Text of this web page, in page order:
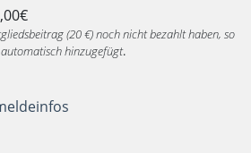
(20 €) noch nicht bezahlt haben, so
hinzugefügt.